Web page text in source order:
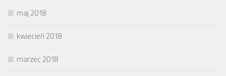
maj 2018
kwiecień 2018
marzec 2018